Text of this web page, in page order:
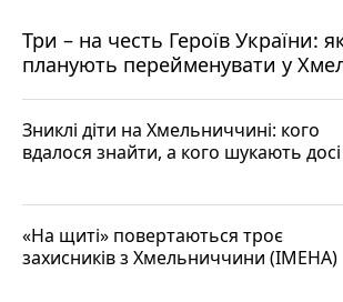
Три – на честь Героїв України:
планують перейменувати у
Зниклі діти на Хмельниччині: кого
вдалося знайти, а кого шукають досі
«На щиті» повертаються троє
захисників з Хмельниччини (ІМЕНА)